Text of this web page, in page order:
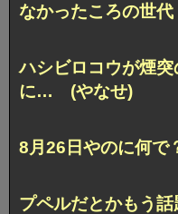
なかったころの世
ハシビロコウが煙
に… (やなせ)
8月26日やのに何
プペルだとかもう